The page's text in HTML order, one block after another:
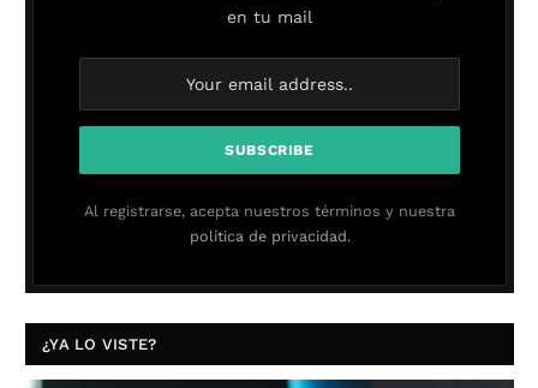
en tu mail
Al registrarse, acepta nuestros términos y nuestra
política de privacidad.
¿YA LO VISTE?